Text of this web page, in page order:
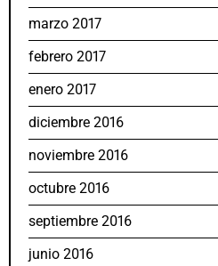
marzo 2017
febrero 2017
enero 2017
diciembre 2016
noviembre 2016
octubre 2016
septiembre 2016
junio 2016